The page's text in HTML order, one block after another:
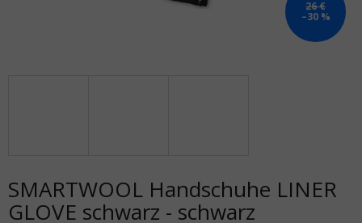
26 €
–30 %
SMARTWOOL Handschuhe LINER
GLOVE schwarz - schwarz